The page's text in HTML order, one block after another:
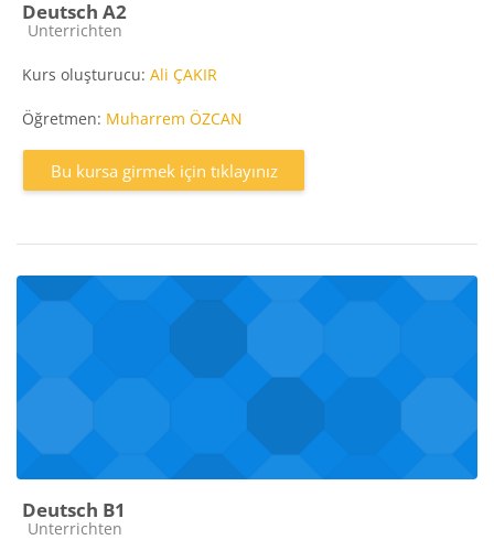
Deutsch A2
Kurs kategorisi
Unterrichten
Kurs oluşturucu: Ali ÇAKIR
Öğretmen: Muharrem ÖZCAN
Bu kursa girmek için tıklayınız
Deutsch B1
Kurs kategorisi
Unterrichten